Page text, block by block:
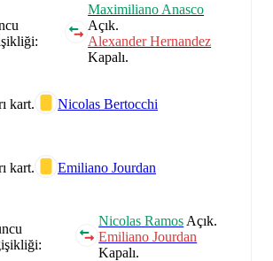
Maximiliano Anasco
Açık.
Alexander Hernandez
Kapalı.
kart. Nicolas Bertocchi
kart. Emiliano Jourdan
Nicolas Ramos Açık.
Emiliano Jourdan
Kapalı.